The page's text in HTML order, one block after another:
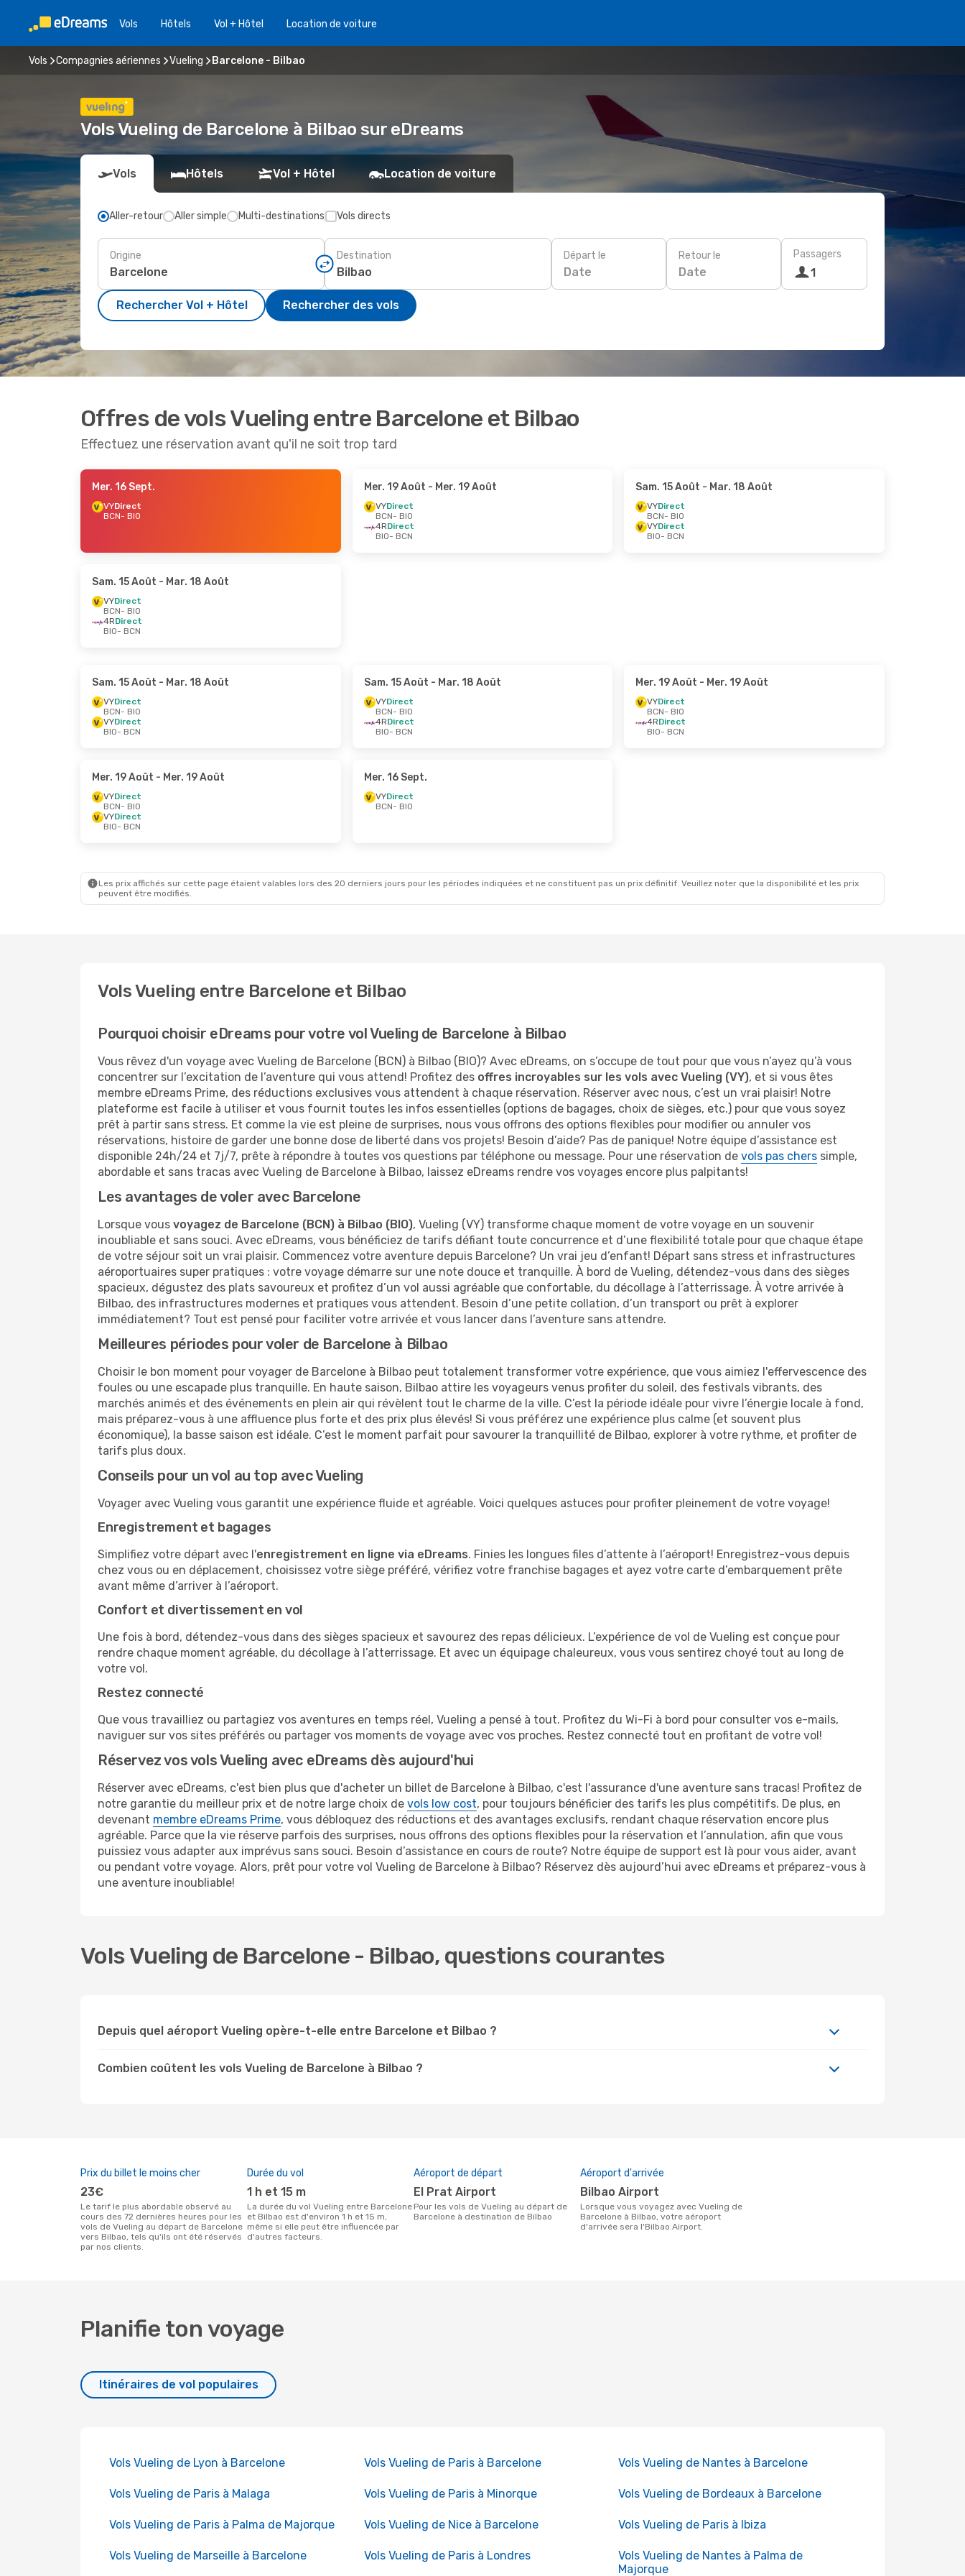
Vols Hôtels Vol + Hôtel Location de voiture
Vols Compagnies aériennes Vueling Barcelone - Bilbao
Vols Vueling de Barcelone à Bilbao sur eDreams
Vols Hôtels Vol + Hôtel Location de voiture
Aller-retour Aller simple Multi-destinations Vols directs
Origine Destination Départ le
Date
Retour le
Date
Passagers
1
Rechercher Vol + Hôtel Rechercher des vols
Offres de vols Vueling entre Barcelone et Bilbao
Effectuez une réservation avant qu'il ne soit trop tard
Mer. 16 Sept.
VYDirect
BCN- BIO
Mer. 19 Août - Mer. 19 Août
VYDirect
BCN- BIO
4RDirect
BIO- BCN
Sam. 15 Août - Mar. 18 Août
VYDirect
BCN- BIO
VYDirect
BIO- BCN
Sam. 15 Août - Mar. 18 Août
VYDirect
BCN- BIO
4RDirect
BIO- BCN
Sam. 15 Août - Mar. 18 Août
VYDirect
BCN- BIO
VYDirect
BIO- BCN
Sam. 15 Août - Mar. 18 Août
VYDirect
BCN- BIO
4RDirect
BIO- BCN
Mer. 19 Août - Mer. 19 Août
VYDirect
BCN- BIO
4RDirect
BIO- BCN
Mer. 19 Août - Mer. 19 Août
VYDirect
BCN- BIO
VYDirect
BIO- BCN
Mer. 16 Sept.
VYDirect
BCN- BIO
Les prix affichés sur cette page étaient valables lors des 20 derniers jours pour les périodes indiquées et ne constituent pas un prix définitif. Veuillez noter que la disponibilité et les prix
peuvent être modifiés.
Vols Vueling entre Barcelone et Bilbao
Pourquoi choisir eDreams pour votre vol Vueling de Barcelone à Bilbao
Vous rêvez d'un voyage avec Vueling de Barcelone (BCN) à Bilbao (BIO)? Avec eDreams, on s’occupe de tout pour que vous n’ayez qu’à vous
concentrer sur l’excitation de l’aventure qui vous attend! Profitez des offres incroyables sur les vols avec Vueling (VY), et si vous êtes
membre eDreams Prime, des réductions exclusives vous attendent à chaque réservation. Réserver avec nous, c’est un vrai plaisir! Notre
plateforme est facile à utiliser et vous fournit toutes les infos essentielles (options de bagages, choix de sièges, etc.) pour que vous soyez
prêt à partir sans stress. Et comme la vie est pleine de surprises, nous vous offrons des options flexibles pour modifier ou annuler vos
réservations, histoire de garder une bonne dose de liberté dans vos projets! Besoin d’aide? Pas de panique! Notre équipe d’assistance est
disponible 24h/24 et 7j/7, prête à répondre à toutes vos questions par téléphone ou message. Pour une réservation de vols pas chers simple,
abordable et sans tracas avec Vueling de Barcelone à Bilbao, laissez eDreams rendre vos voyages encore plus palpitants!
Les avantages de voler avec Barcelone
Lorsque vous voyagez de Barcelone (BCN) à Bilbao (BIO), Vueling (VY) transforme chaque moment de votre voyage en un souvenir
inoubliable et sans souci. Avec eDreams, vous bénéficiez de tarifs défiant toute concurrence et d’une flexibilité totale pour que chaque étape
de votre séjour soit un vrai plaisir. Commencez votre aventure depuis Barcelone? Un vrai jeu d’enfant! Départ sans stress et infrastructures
aéroportuaires super pratiques : votre voyage démarre sur une note douce et tranquille. À bord de Vueling, détendez-vous dans des sièges
spacieux, dégustez des plats savoureux et profitez d’un vol aussi agréable que confortable, du décollage à l’atterrissage. À votre arrivée à
Bilbao, des infrastructures modernes et pratiques vous attendent. Besoin d’une petite collation, d’un transport ou prêt à explorer
immédiatement? Tout est pensé pour faciliter votre arrivée et vous lancer dans l’aventure sans attendre.
Meilleures périodes pour voler de Barcelone à Bilbao
Choisir le bon moment pour voyager de Barcelone à Bilbao peut totalement transformer votre expérience, que vous aimiez l'effervescence des
foules ou une escapade plus tranquille. En haute saison, Bilbao attire les voyageurs venus profiter du soleil, des festivals vibrants, des
marchés animés et des événements en plein air qui révèlent tout le charme de la ville. C’est la période idéale pour vivre l’énergie locale à fond,
mais préparez-vous à une affluence plus forte et des prix plus élevés! Si vous préférez une expérience plus calme (et souvent plus
économique), la basse saison est idéale. C’est le moment parfait pour savourer la tranquillité de Bilbao, explorer à votre rythme, et profiter de
tarifs plus doux.
Conseils pour un vol au top avec Vueling
Voyager avec Vueling vous garantit une expérience fluide et agréable. Voici quelques astuces pour profiter pleinement de votre voyage!
Enregistrement et bagages
Simplifiez votre départ avec l'enregistrement en ligne via eDreams. Finies les longues files d’attente à l’aéroport! Enregistrez-vous depuis
chez vous ou en déplacement, choisissez votre siège préféré, vérifiez votre franchise bagages et ayez votre carte d’embarquement prête
avant même d’arriver à l’aéroport.
Confort et divertissement en vol
Une fois à bord, détendez-vous dans des sièges spacieux et savourez des repas délicieux. L’expérience de vol de Vueling est conçue pour
rendre chaque moment agréable, du décollage à l’atterrissage. Et avec un équipage chaleureux, vous vous sentirez choyé tout au long de
votre vol.
Restez connecté
Que vous travailliez ou partagiez vos aventures en temps réel, Vueling a pensé à tout. Profitez du Wi-Fi à bord pour consulter vos e-mails,
naviguer sur vos sites préférés ou partager vos moments de voyage avec vos proches. Restez connecté tout en profitant de votre vol!
Réservez vos vols Vueling avec eDreams dès aujourd'hui
Réserver avec eDreams, c'est bien plus que d'acheter un billet de Barcelone à Bilbao, c'est l'assurance d'une aventure sans tracas! Profitez de
notre garantie du meilleur prix et de notre large choix de vols low cost, pour toujours bénéficier des tarifs les plus compétitifs. De plus, en
devenant membre eDreams Prime, vous débloquez des réductions et des avantages exclusifs, rendant chaque réservation encore plus
agréable. Parce que la vie réserve parfois des surprises, nous offrons des options flexibles pour la réservation et l’annulation, afin que vous
puissiez vous adapter aux imprévus sans souci. Besoin d’assistance en cours de route? Notre équipe de support est là pour vous aider, avant
ou pendant votre voyage. Alors, prêt pour votre vol Vueling de Barcelone à Bilbao? Réservez dès aujourd’hui avec eDreams et préparez-vous à
une aventure inoubliable!
Vols Vueling de Barcelone - Bilbao, questions courantes
Depuis quel aéroport Vueling opère-t-elle entre Barcelone et Bilbao ?
Combien coûtent les vols Vueling de Barcelone à Bilbao ?
Prix du billet le moins cher
23€
Le tarif le plus abordable observé au
cours des 72 dernières heures pour les
vols de Vueling au départ de Barcelone
vers Bilbao, tels qu'ils ont été réservés
par nos clients.
Durée du vol
1 h et 15 m
La durée du vol Vueling entre Barcelone
et Bilbao est d'environ 1 h et 15 m,
même si elle peut être influencée par
d'autres facteurs.
Aéroport de départ
El Prat Airport
Pour les vols de Vueling au départ de
Barcelone à destination de Bilbao
Aéroport d'arrivée
Bilbao Airport
Lorsque vous voyagez avec Vueling de
Barcelone à Bilbao, votre aéroport
d'arrivée sera l'Bilbao Airport.
Planifie ton voyage
Itinéraires de vol populaires
Vols Vueling de Lyon à Barcelone Vols Vueling de Paris à Barcelone Vols Vueling de Nantes à Barcelone
Vols Vueling de Paris à Malaga Vols Vueling de Paris à Minorque Vols Vueling de Bordeaux à Barcelone
Vols Vueling de Paris à Palma de Majorque Vols Vueling de Nice à Barcelone Vols Vueling de Paris à Ibiza
Vols Vueling de Marseille à Barcelone Vols Vueling de Paris à Londres
Vols Vueling de Nantes à Palma de
Majorque